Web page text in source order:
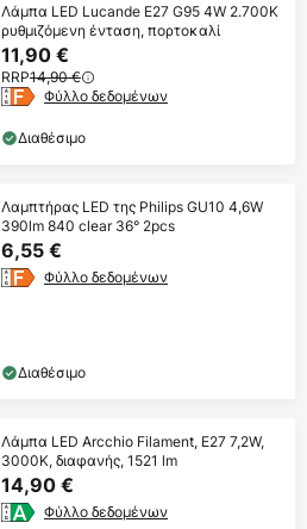
Λάμπα LED Lucande E27 G95 4W 2.700K
ρυθμιζόμενη ένταση, πορτοκαλί
11,90 €
RRP14,90 €
Φύλλο δεδομένων
Διαθέσιμο
Λαμπτήρας LED της Philips GU10 4,6W
390lm 840 clear 36° 2pcs
6,55 €
Φύλλο δεδομένων
Διαθέσιμο
Λάμπα LED Arcchio Filament, E27 7,2W,
3000K, διαφανής, 1521 lm
14,90 €
Φύλλο δεδομένων